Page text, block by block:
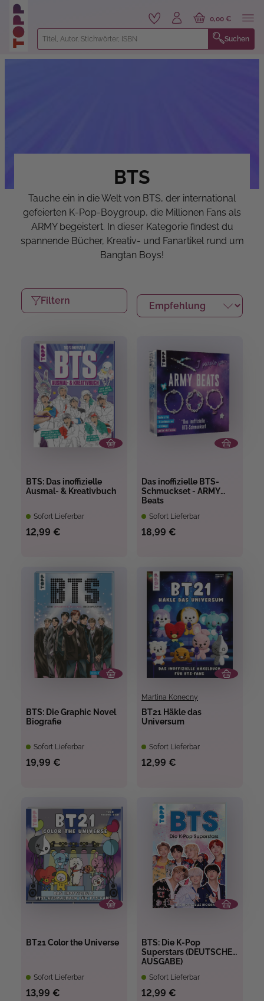
springen
Suchen
0,00 €
BTS
Tauche ein in die Welt von BTS, der international
gefeierten K-Pop-Boygroup, die Millionen Fans als
ARMY begeistert. In dieser Kategorie findest du
spannende Bücher, Kreativ- und Fanartikel rund um
Bangtan Boys!
Filtern
BTS: Das inoffizielle
Ausmal- & Kreativbuch
Sofort Lieferbar
12,99 €
Das inoffizielle BTS-
Schmuckset - ARMY
Beats
Sofort Lieferbar
18,99 €
BTS: Die Graphic Novel
Biografie
Sofort Lieferbar
19,99 €
Martina Konecny
BT21 Häkle das
Universum
Sofort Lieferbar
12,99 €
BT21 Color the Universe
Sofort Lieferbar
13,99 €
BTS: Die K-Pop
Superstars (DEUTSCHE
AUSGABE)
Sofort Lieferbar
12,99 €